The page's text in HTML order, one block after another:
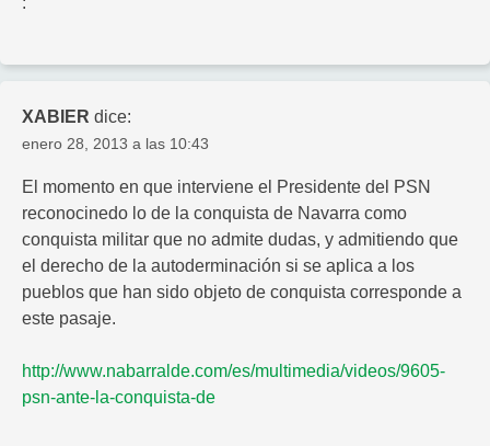
XABIER dice:
enero 28, 2013 a las 10:43
El momento en que interviene el Presidente del PSN
reconocinedo lo de la conquista de Navarra como
conquista militar que no admite dudas, y admitiendo que
el derecho de la autoderminación si se aplica a los
pueblos que han sido objeto de conquista corresponde a
este pasaje.
http://www.nabarralde.com/es/multimedia/videos/9605-
psn-ante-la-conquista-de